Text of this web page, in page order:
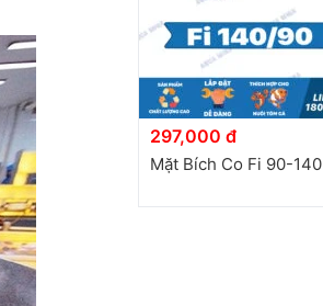
297,000 đ
Mặt Bích Co Fi 90-140